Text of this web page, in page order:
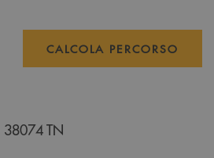
CALCOLA PERCORSO
38074TN